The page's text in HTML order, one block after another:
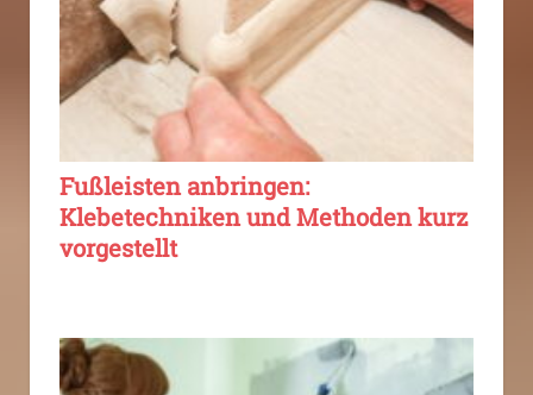
Fußleisten anbringen:
Klebetechniken und Methoden kurz
vorgestellt